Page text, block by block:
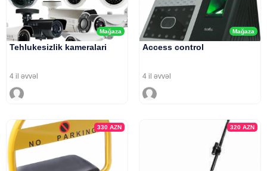
Mağaza
Tehlukesizlik kameralari
4 il əvvəl
Mağaza
Access control
4 il əvvəl
330AZN 320 AZN